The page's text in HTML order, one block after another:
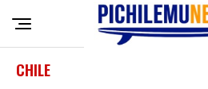
CHILE